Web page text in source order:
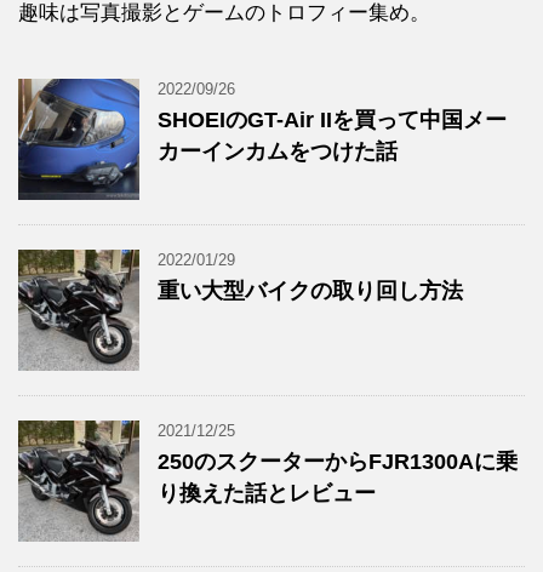
趣味は写真撮影とゲームのトロフィー集め。
2022/09/26
SHOEIのGT-Air IIを買って中国メー
カーインカムをつけた話
2022/01/29
重い大型バイクの取り回し方法
2021/12/25
250のスクーターからFJR1300Aに乗
り換えた話とレビュー